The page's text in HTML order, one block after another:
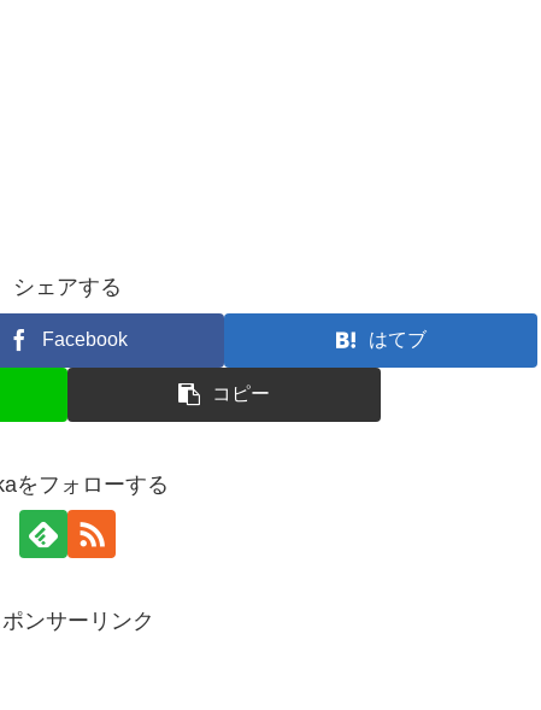
シェアする
Facebook はてブ
コピー
をフォローする
ポンサーリンク